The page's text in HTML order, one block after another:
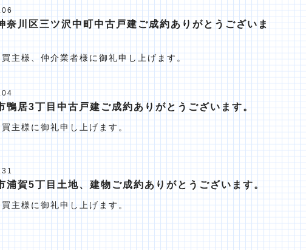
奈川区三ツ沢中町中古戸建ご成約ありがとうございま
主様、仲介業者様に御礼申し上げます。
鴨居3丁目中古戸建ご成約ありがとうございます。
主様に御礼申し上げます。
浦賀5丁目土地、建物ご成約ありがとうございます。
主様に御礼申し上げます。